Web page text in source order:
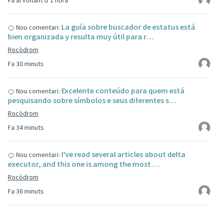
Fa 30 minuts
Nou comentari: La guía sobre buscador de estatus está
bien organizada y resulta muy útil para r…
Rocòdrom
Fa 34 minuts
Nou comentari: Excelente conteúdo para quem está
pesquisando sobre símbolos e seus diferentes s…
Rocòdrom
Fa 36 minuts
Nou comentari: I've read several articles about delta
executor, and this one is among the most …
Rocòdrom